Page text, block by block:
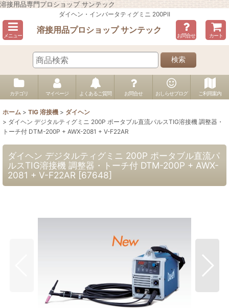
溶接用品専門プロショップ サンテック
ダイヘン・インバータティグミニ 200PII
メニュー
溶接用品プロショップ サンテック
お問合せ カート
検索
カテゴリ マイページ よくあるご質問 お問合せ おしらせブログ ご利用案内
ホーム > TIG 溶接機 > ダイヘン
> ダイヘン デジタルティグミニ 200P ポータブル直流パルスTIG溶接機 調整器・
トーチ付 DTM-200P + AWX-2081 + V-F22AR
ダイヘン デジタルティグミニ 200P ポータブル直流パ
ルスTIG溶接機 調整器・トーチ付 DTM-200P + AWX-
2081 + V-F22AR [67648]